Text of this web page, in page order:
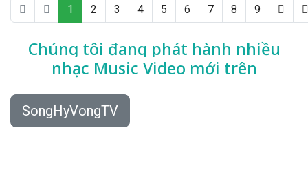
1 2 3 4 5 6 7 8 9
Chúng tôi đang phát hành nhiều
nhạc Music Video mới trên
SongHyVongTV